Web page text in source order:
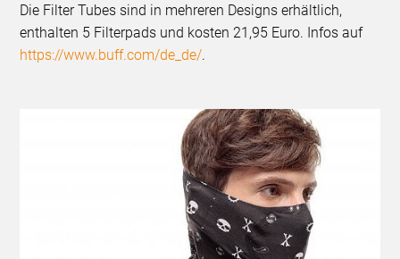
Die Filter Tubes sind in mehreren Designs erhältlich,
enthalten 5 Filterpads und kosten 21,95 Euro. Infos auf
https://www.buff.com/de_de/.